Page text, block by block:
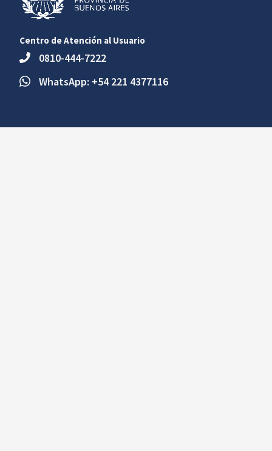
Centro de Atención al Usuario
0810-444-7222
WhatsApp: +54 221 4377116